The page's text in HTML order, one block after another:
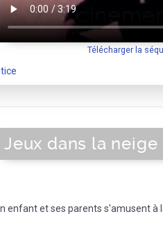
Télécharger la
Jeux dans la neige
enfant et ses parents s'amusent à